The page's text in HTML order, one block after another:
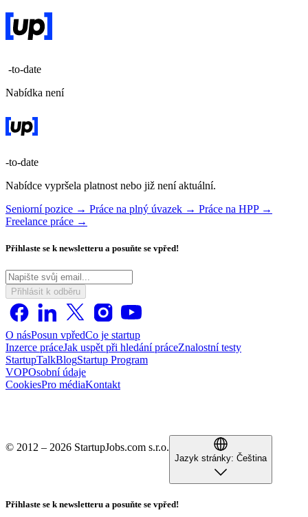
-to-date
Nabídka není
-to-date
Nabídce vypršela platnost nebo již není aktuální.
Seniorní pozice → Práce na plný úvazek → Práce na HPP →
Freelance práce →
Přihlaste se k newsletteru a posuňte se vpřed!
Přihlásit k odběru
O násPosun vpředCo je startup
Inzerce práceJak uspět při hledání práceZnalostní testy
StartupTalkBlogStartup Program
VOPOsobní údaje
CookiesPro médiaKontakt
© 2012 – 2026 StartupJobs.com s.r.o.
Jazyk stránky: Čeština
Přihlaste se k newsletteru a posuňte se vpřed!